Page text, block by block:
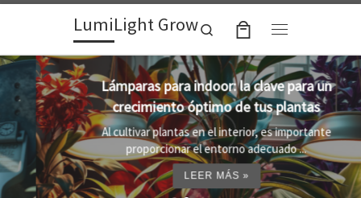
Skip to contentLumiLight Grow
Search
Lámparas para indoor: la clave para un
crecimiento óptimo de tus plantas
Al cultivar plantas en el interior, es importante
proporcionar el entorno adecuado ...
LEER MÁS »